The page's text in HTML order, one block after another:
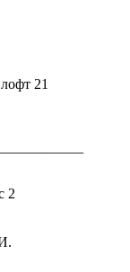
21
2